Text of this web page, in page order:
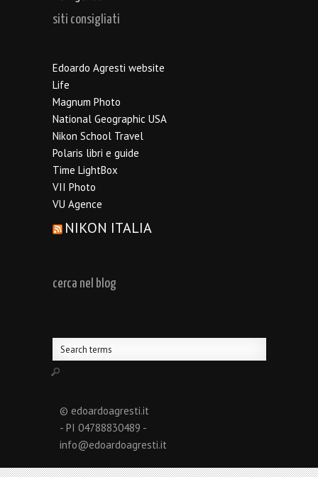
siti consigliati
Edoardo Agresti website
Life
Magnum Photo
National Geographic USA
Nikon School Travel
Polaris libri e guide
Time LightBox
VII Photo
VU Agence
NIKON ITALIA
cerca nel blog
© edoardoagresti.it
- PI 04788830489 -
info@edoardoagresti.it